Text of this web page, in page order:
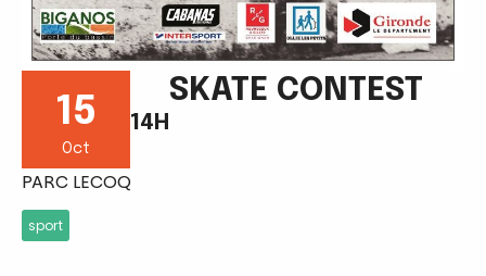
15
Oct
14H
SKATE CONTEST
PARC LECOQ
sport